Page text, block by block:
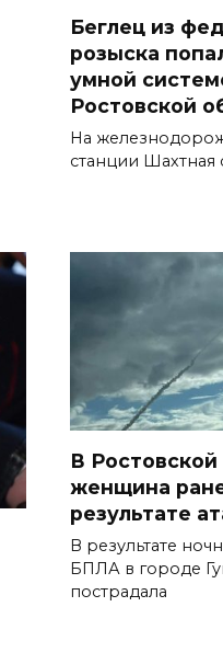
Беглец из
розыска
умной
Ростовской
На
станции Шахтная
В Ростовской
женщина
результате
В результате
БПЛА в городе
пострадала